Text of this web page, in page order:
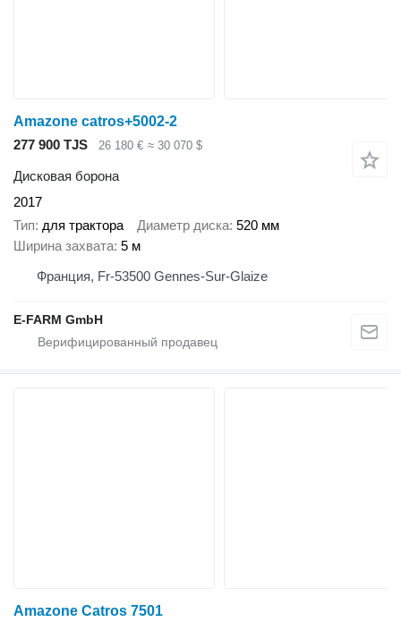
Amazone catros+5002-2
277 900 TJS
26 180 € ≈ 30 070 $
Дисковая борона
2017
Тип для трактора Диаметр диска 520 мм
Ширина захвата 5 м
Франция, Fr-53500 Gennes-Sur-Glaize
E-FARM GmbH
Amazone Catros 7501